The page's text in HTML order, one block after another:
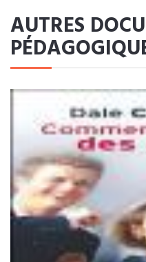
AUTRES